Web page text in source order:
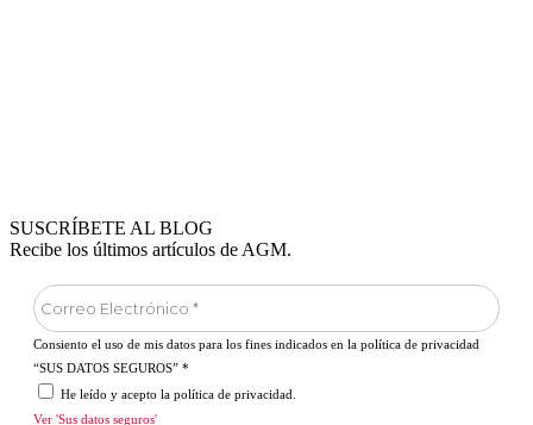
SUSCRÍBETE AL BLOG
Recibe los últimos artículos de AGM.
Consiento el uso de mis datos para los fines indicados en la política de privacidad
“SUS DATOS SEGUROS” *
He leído y acepto la política de privacidad.
Ver 'Sus datos seguros'